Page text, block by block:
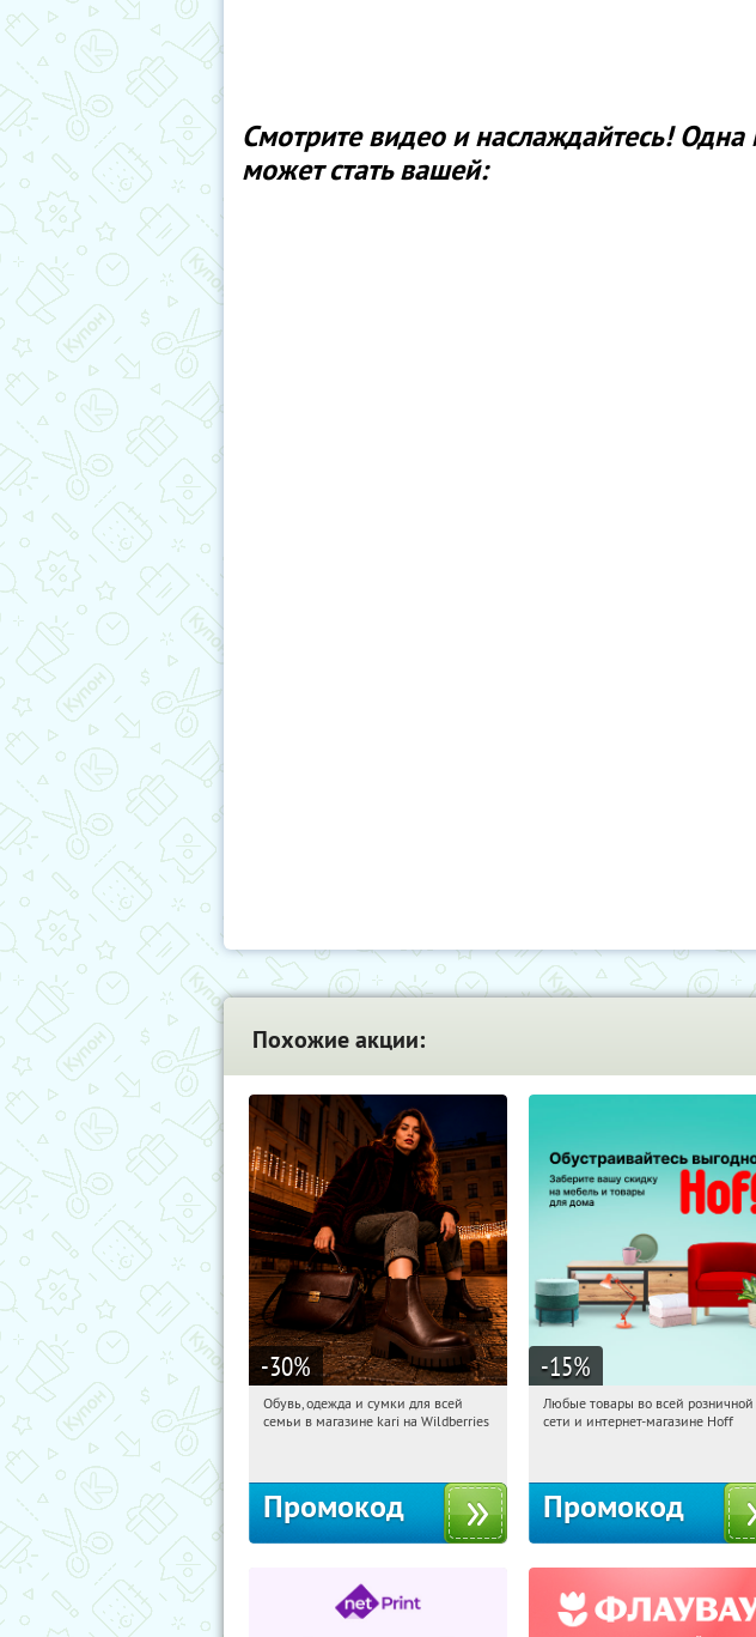
Смотрите видео и наслаждайтесь! Одна
может стать вашей:
Похожие акции:
-30%
20:23:17 Получили:
Обувь, одежда и сумки для всей
семьи в магазине kari на Wildberries
Промокод
-15%
20:23:17 Получили:
Любые товары во всей розничной
сети и интернет-магазине Hoff
Промокод